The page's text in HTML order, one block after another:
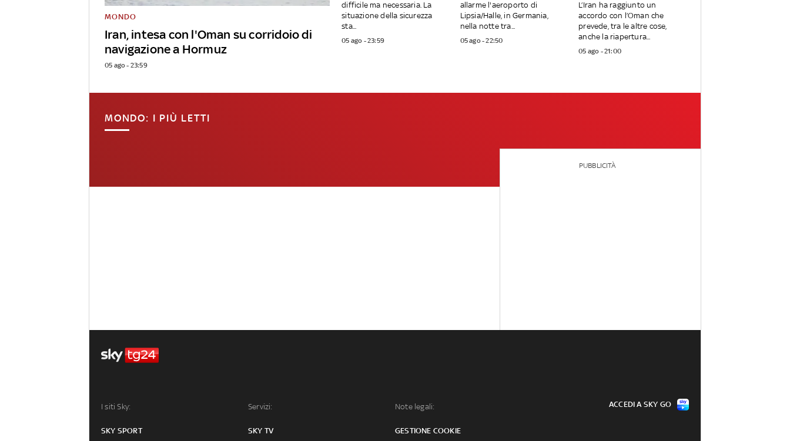
Iran, intesa con l'Oman su corridoio di
navigazione a Hormuz
MONDO
05 ago - 23:59
difficile ma necessaria. La
situazione della sicurezza
sta...
05 ago - 23:59
allarme l'aeroporto di
Lipsia/Halle, in Germania,
nella notte tra...
05 ago - 22:50
L’Iran ha raggiunto un
accordo con l’Oman che
prevede, tra le altre cose,
anche la riapertura...
05 ago - 21:00
MONDO: I PIÙ LETTI
PUBBLICITÀ
I siti Sky:
SKY SPORT
Servizi:
SKY TV
Note legali:
GESTIONE COOKIE
ACCEDI A SKY GO